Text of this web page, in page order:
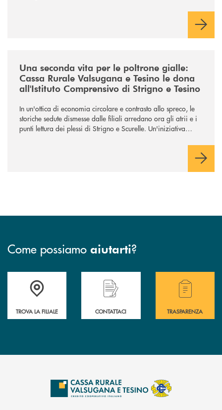
Una seconda vita per le poltrone gialle:
Cassa Rurale Valsugana e Tesino le dona
all'Istituto Comprensivo di Strigno e Tesino
In un'ottica di economia circolare e contrasto allo spreco, le
storiche sedute dismesse dalle filiali arredano ora gli atrii e i
punti lettura dei plessi di Strigno e Scurelle. Un'iniziativa
Come possiamo aiutarti?
Accedi all' elenco completo delle filiali .
TROVA LA FILIALE
Hai bisogno di assistenza immediata?
CONTATTACI
Hai bisogno di
TRASPARENZA